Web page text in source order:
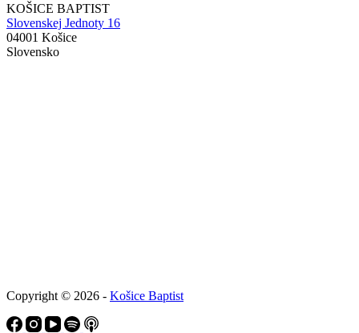
KOŠICE BAPTIST
Slovenskej Jednoty 16
04001 Košice
Slovensko
Copyright © 2026 - Košice Baptist